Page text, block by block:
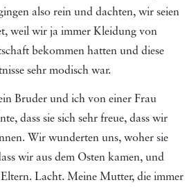
also rein und dachten, wir seien
weil wir ja immer Kleidung von
bekommen hatten und diese
sehr modisch war.
Bruder und ich von einer Frau
dass sie sich sehr freue, dass wir
Wir wunderten uns, woher sie
wir aus dem Osten kamen, und
Eltern. Lacht. Meine Mutter, die immer